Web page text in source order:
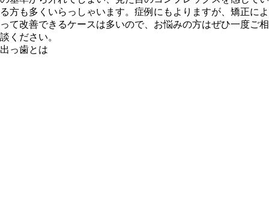
る方も多くいらっしゃいます。症例にもよりますが、矯正によ
って改善できるケースは多いので、お悩みの方はぜひ一度ご相
談ください。
出っ歯とは